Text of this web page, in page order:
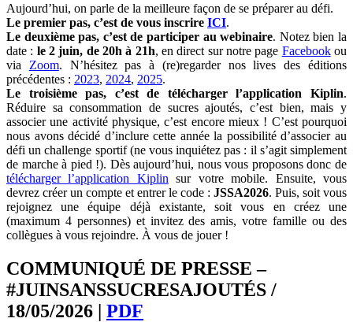
Aujourd’hui, on parle de la meilleure façon de se préparer au défi.
Le premier pas, c’est de vous inscrire ICI.
Le deuxième pas, c’est de participer au webinaire. Notez bien la
date : le 2 juin, de 20h à 21h, en direct sur notre page Facebookou
via Zoom. N’hésitez pas à (re)regarder nos lives des éditions
précédentes : 2023, 2024, 2025.
Le troisième pas, c’est de télécharger l’application Kiplin.
Réduire sa consommation de sucres ajoutés, c’est bien, mais y
associer une activité physique, c’est encore mieux ! C’est pourquoi
nous avons décidé d’inclure cette année la possibilité d’associer au
défi un challenge sportif (ne vous inquiétez pas : il s’agit simplement
de marche à pied !). Dès aujourd’hui, nous vous proposons donc de
télécharger l’application Kiplin sur votre mobile. Ensuite, vous
devrez créer un compte et entrer le code : JSSA2026. Puis, soit vous
rejoignez une équipe déjà existante, soit vous en créez une
(maximum 4 personnes) et invitez des amis, votre famille ou des
collègues à vous rejoindre. À vous de jouer !
COMMUNIQUÉ DE PRESSE –
#JUINSANSSUCRESAJOUTÉS /
18/05/2026 | PDF